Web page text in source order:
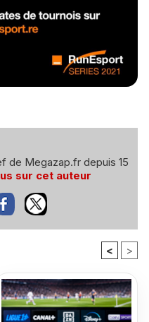
de Megazap.fr depuis 15
sur cet auteur
< >